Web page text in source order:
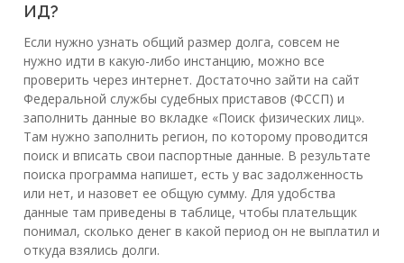
ИД?
Если нужно узнать общий размер долга, совсем не
нужно идти в какую-либо инстанцию, можно все
проверить через интернет. Достаточно зайти на сайт
Федеральной службы судебных приставов (ФССП) и
заполнить данные во вкладке «Поиск физических лиц».
Там нужно заполнить регион, по которому проводится
поиск и вписать свои паспортные данные. В результате
поиска программа напишет, есть у вас задолженность
или нет, и назовет ее общую сумму. Для удобства
данные там приведены в таблице, чтобы плательщик
понимал, сколько денег в какой период он не выплатил и
откуда взялись долги.